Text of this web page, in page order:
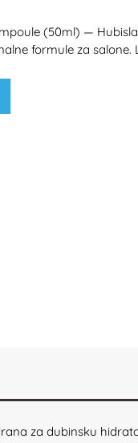
(50ml) —
formule za salone.
za dubinsku